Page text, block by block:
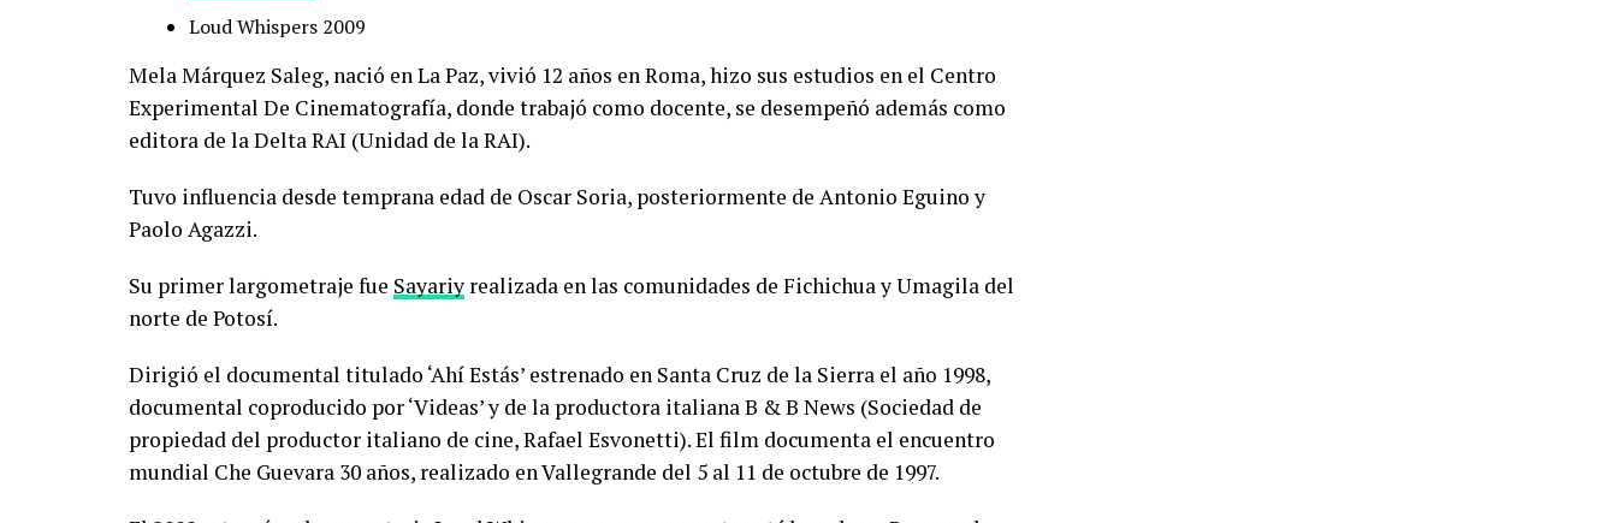
Loud Whispers 2009
Mela Márquez Saleg, nació en La Paz, vivió 12 años en Roma, hizo sus estudios en el Centro
Experimental De Cinematografía, donde trabajó como docente, se desempeñó además como
editora de la Delta RAI (Unidad de la RAI).
Tuvo influencia desde temprana edad de Oscar Soria, posteriormente de Antonio Eguino y
Paolo Agazzi.
Su primer largometraje fue Sayariy realizada en las comunidades de Fichichua y Umagila del
norte de Potosí.
Dirigió el documental titulado ‘Ahí Estás’ estrenado en Santa Cruz de la Sierra el año 1998,
documental coproducido por ‘Videas’ y de la productora italiana B & B News (Sociedad de
propiedad del productor italiano de cine, Rafael Esvonetti). El film documenta el encuentro
mundial Che Guevara 30 años, realizado en Vallegrande del 5 al 11 de octubre de 1997.